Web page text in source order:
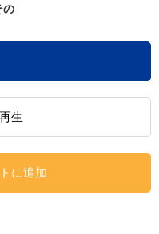
ングなど
ェック！
練習にも！
の
生
に追加